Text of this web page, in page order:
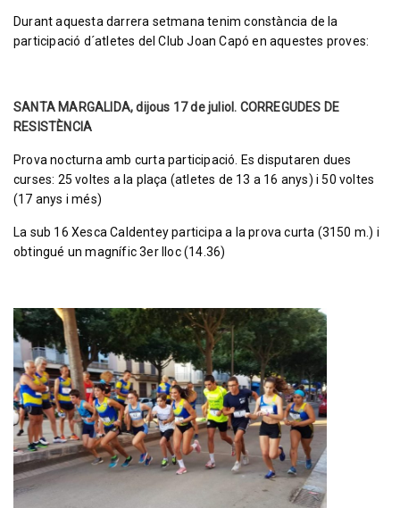
Durant aquesta darrera setmana tenim constància de la
participació d´atletes del Club Joan Capó en aquestes proves:
SANTA MARGALIDA, dijous 17 de juliol. CORREGUDES DE
RESISTÈNCIA
Prova nocturna amb curta participació. Es disputaren dues
curses: 25 voltes a la plaça (atletes de 13 a 16 anys) i 50 voltes
(17 anys i més)
La sub 16 Xesca Caldentey participa a la prova curta (3150 m.) i
obtingué un magnífic 3er lloc (14.36)